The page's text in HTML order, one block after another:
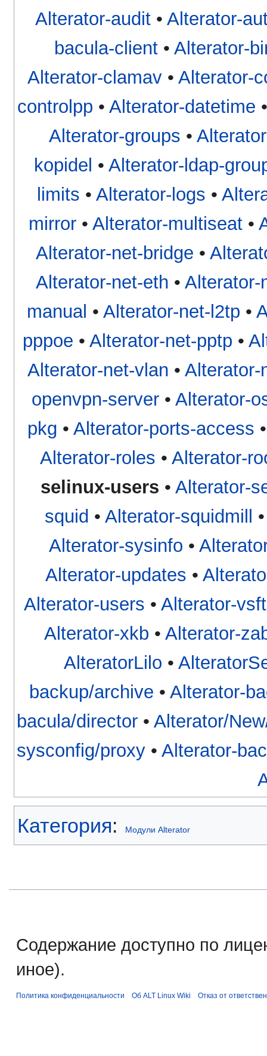
Alterator-audit • Alterator-
bacula-client • Alterator-
Alterator-clamav • Alterator-
controlpp • Alterator-datetime
Alterator-groups •
kopidel • Alterator-ldap-
limits • Alterator-logs •
mirror• Alterator-multiseat•
Alterator-net-bridge •
Alterator-net-eth • Alterator-
manual • Alterator-net-l2tp •
pppoe • Alterator-net-pptp •
Alterator-net-vlan • Alterator-
openvpn-server• Alterator-
pkg • Alterator-ports-access
Alterator-roles • Alterator-
selinux-users • Alterator-
squid • Alterator-squidmill
Alterator-sysinfo •
Alterator-updates •
Alterator-users • Alterator-
Alterator-xkb • Alterator-
AlteratorLilo •
backup/archive • Alterator-
bacula/director • Alterator/
sysconfig/proxy• Alterator-
Категория: Модули Alterator
Содержание доступно по
иное).
Политика конфиденциальности Об ALT Linux Wiki Отказ от